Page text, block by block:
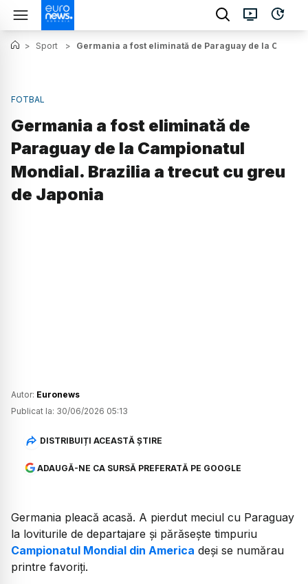
> Sport > Germania a fost eliminată de Paraguay de la
FOTBAL
Germania a fost eliminată de
Paraguay de la Campionatul
Mondial. Brazilia a trecut cu greu
de Japonia
Autor: Euronews
Publicat la: 30/06/2026 05:13
DISTRIBUIȚI ACEASTĂ ȘTIRE
ADAUGĂ-NE CA SURSĂ PREFERATĂ PE GOOGLE
Germania pleacă acasă. A pierdut meciul cu Paraguay
la loviturile de departajare și părăsește timpuriu
Campionatul Mondial din America deși se numărau
printre favoriți.